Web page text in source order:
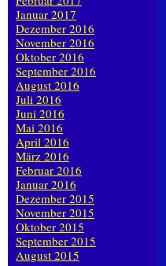
Januar 2017
Dezember 2016
November 2016
Oktober 2016
September 2016
August 2016
Juli 2016
Juni 2016
Mai 2016
April 2016
März 2016
Februar 2016
Januar 2016
Dezember 2015
November 2015
Oktober 2015
September 2015
August 2015